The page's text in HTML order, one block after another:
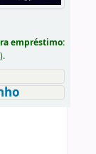
empréstimo: